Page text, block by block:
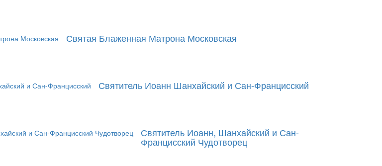
Святая Блаженная Матрона Московская
Святитель Иоанн Шанхайский и Сан-Францисский
Святитель Иоанн, Шанхайский и Сан-
Францисский Чудотворец